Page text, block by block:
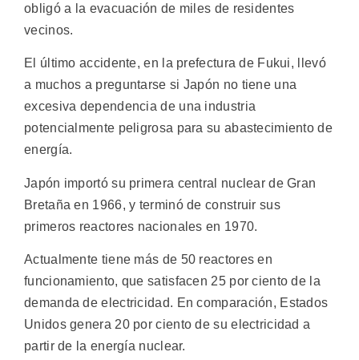
obligó a la evacuación de miles de residentes
vecinos.
El último accidente, en la prefectura de Fukui, llevó
a muchos a preguntarse si Japón no tiene una
excesiva dependencia de una industria
potencialmente peligrosa para su abastecimiento de
energía.
Japón importó su primera central nuclear de Gran
Bretaña en 1966, y terminó de construir sus
primeros reactores nacionales en 1970.
Actualmente tiene más de 50 reactores en
funcionamiento, que satisfacen 25 por ciento de la
demanda de electricidad. En comparación, Estados
Unidos genera 20 por ciento de su electricidad a
partir de la energía nuclear.